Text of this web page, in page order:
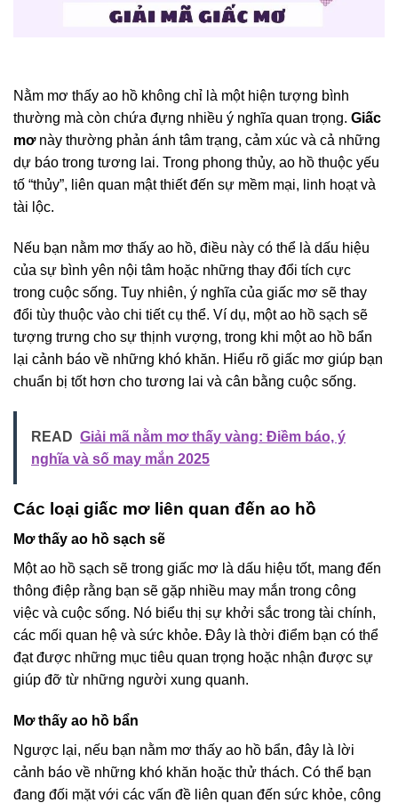
Nằm mơ thấy ao hồ không chỉ là một hiện tượng bình
thường mà còn chứa đựng nhiều ý nghĩa quan trọng. Giấc
mơnày thường phản ánh tâm trạng, cảm xúc và cả những
dự báo trong tương lai. Trong phong thủy, ao hồ thuộc yếu
tố “thủy”, liên quan mật thiết đến sự mềm mại, linh hoạt và
tài lộc.
Nếu bạn nằm mơ thấy ao hồ, điều này có thể là dấu hiệu
của sự bình yên nội tâm hoặc những thay đổi tích cực
trong cuộc sống. Tuy nhiên, ý nghĩa của giấc mơ sẽ thay
đổi tùy thuộc vào chi tiết cụ thể. Ví dụ, một ao hồ sạch sẽ
tượng trưng cho sự thịnh vượng, trong khi một ao hồ bẩn
lại cảnh báo về những khó khăn. Hiểu rõ giấc mơ giúp bạn
chuẩn bị tốt hơn cho tương lai và cân bằng cuộc sống.
READ Giải mã nằm mơ thấy vàng: Điềm báo, ý
nghĩa và số may mắn 2025
Các loại giấc mơ liên quan đến ao hồ
Mơ thấy ao hồ sạch sẽ
Một ao hồ sạch sẽ trong giấc mơ là dấu hiệu tốt, mang đến
thông điệp rằng bạn sẽ gặp nhiều may mắn trong công
việc và cuộc sống. Nó biểu thị sự khởi sắc trong tài chính,
các mối quan hệ và sức khỏe. Đây là thời điểm bạn có thể
đạt được những mục tiêu quan trọng hoặc nhận được sự
giúp đỡ từ những người xung quanh.
Mơ thấy ao hồ bẩn
Ngược lại, nếu bạn nằm mơ thấy ao hồ bẩn, đây là lời
cảnh báo về những khó khăn hoặc thử thách. Có thể bạn
đang đối mặt với các vấn đề liên quan đến sức khỏe, công